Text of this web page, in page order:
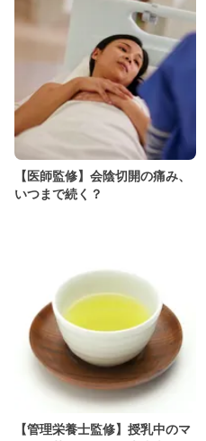
【医師監修】会陰切開の痛み、
いつまで続く？
【管理栄養士監修】授乳中のマ